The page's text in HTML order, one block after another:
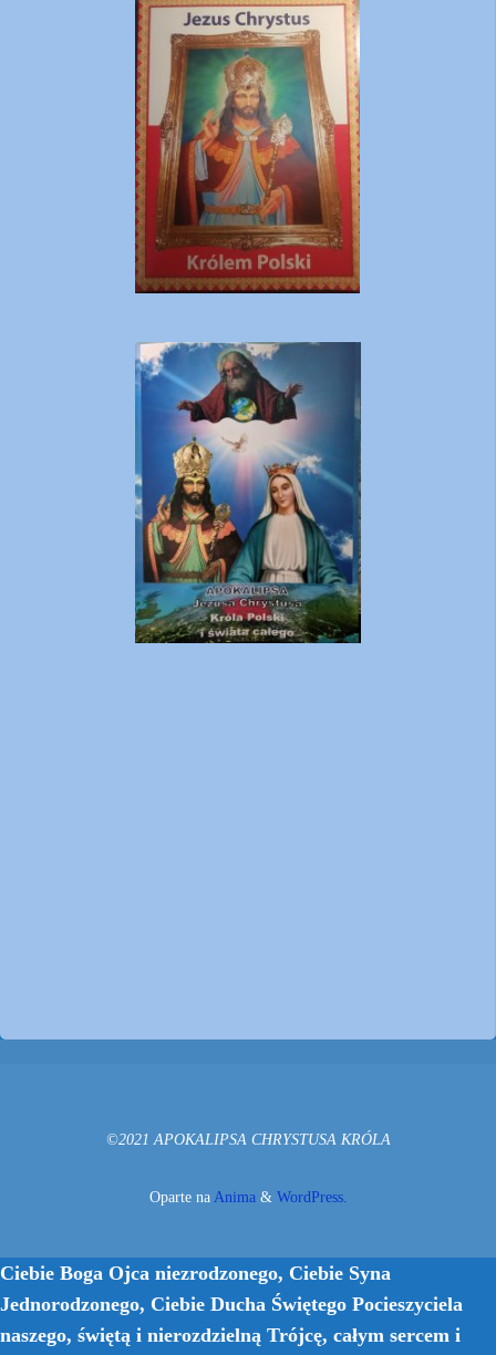
©2021 APOKALIPSA CHRYSTUSA KRÓLA
Oparte naAnima & WordPress.
Ciebie Boga Ojca niezrodzonego, Ciebie Syna
Jednorodzonego, Ciebie Ducha Świętego Pocieszyciela
naszego, świętą i nierozdzielną Trójcę, całym sercem i